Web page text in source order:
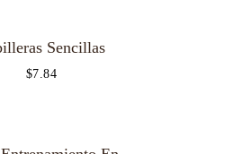
Sencillas
$7.84